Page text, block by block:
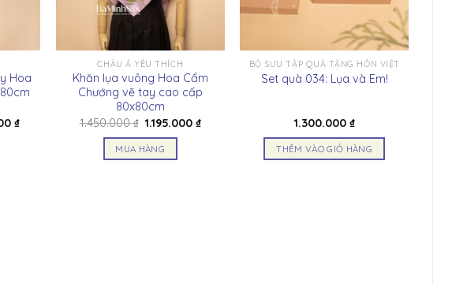
Hoa
₫.
₫Giá
CHÂU Á YÊU THÍCH
Khăn lụa vuông Hoa Cẩm
Chướng vẽ tay cao cấp
80x80cm
1.450.000₫ Giá
là:
1.450.000 ₫.
1.195.000 ₫Giá
MUA HÀNG
BỘ SƯU TẬP QUÀ TẶNG HỒN VIỆT
Set quà 034: Lụa và Em!
1.300.000 ₫
THÊM VÀO GIỎ HÀNG